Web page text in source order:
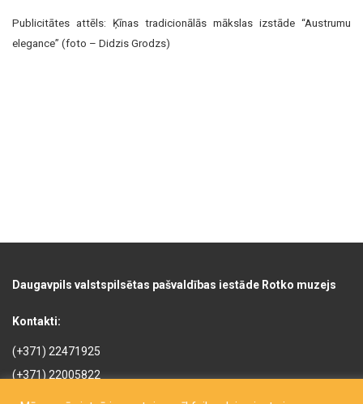
Publicitātes attēls: Ķīnas tradicionālās mākslas izstāde “Austrumu
elegance” (foto – Didzis Grodzs)
Daugavpils valstspilsētas pašvaldības iestāde Rotko muzejs
Kontakti:
(+371) 22471925
(+371) 22005822